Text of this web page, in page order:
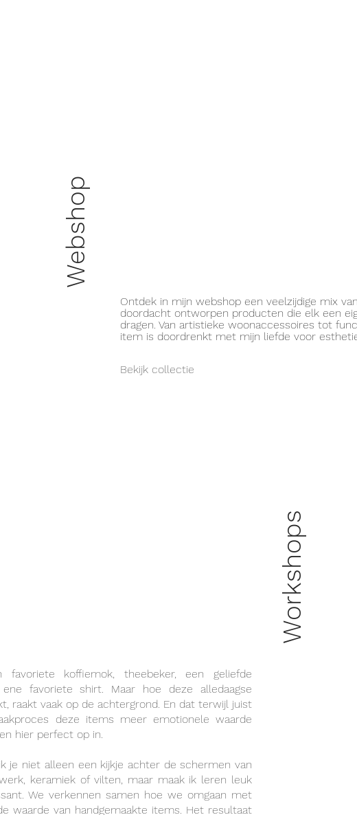
Webshop
Ontdek in mijn webshop een veelzijdige mix
doordacht ontworpen producten die elk een
dragen. Van artistieke woonaccessoires tot
item is doordrenkt met mijn liefde voor
Bekijk collectie
Workshops
koffiemok, theebeker, een geliefde
favoriete shirt. Maar hoe deze alledaagse
raakt vaak op de achtergrond. En dat terwijl juist
deze items meer emotionele waarde
hier perfect op in.
je niet alleen een kijkje achter de schermen van
keramiek of vilten, maar maak ik leren leuk
We verkennen samen hoe we omgaan met
waarde van handgemaakte items. Het resultaat